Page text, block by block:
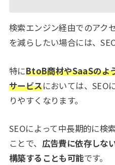
検索エンジン経由でのアク
を減らしたい場合には、
特にBtoB商材やSaaSのよ
サービスにおいては、SEO
りやすくなります。
SEOによって中長期的に検
ことで、 広告費に依存しな
構築することも可能です。